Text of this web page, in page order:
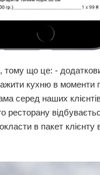
тому що це: -
кухню в моменти
серед наших
ресторану
в пакет